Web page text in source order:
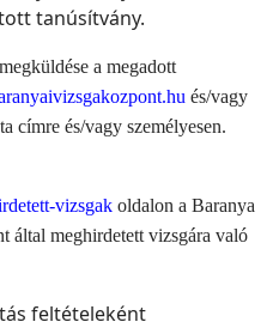
tanúsítvány.
megküldése a megadott
és/vagy
címre és/vagy személyesen.
vizsgak oldalon a Baranya
által meghirdetett vizsgára való
feltételeként